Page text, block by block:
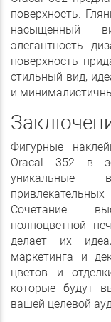
поверхность.
насыщенный
элегантность
поверхность
стильный вид,
и
Фигурные
Oracal 352 в
уникальные
Сочетание
полноцветной
делает их
маркетинга и
цветов и
которые будут
вашей целевой